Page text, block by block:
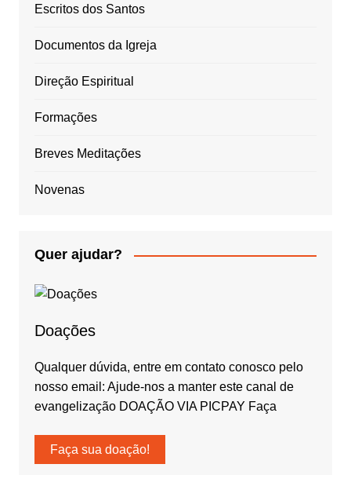
Escritos dos Santos
Documentos da Igreja
Direção Espiritual
Formações
Breves Meditações
Novenas
Quer ajudar?
Doações
Qualquer dúvida, entre em contato conosco pelo
nosso email: Ajude-nos a manter este canal de
evangelização DOAÇÃO VIA PICPAY Faça
Faça sua doação!